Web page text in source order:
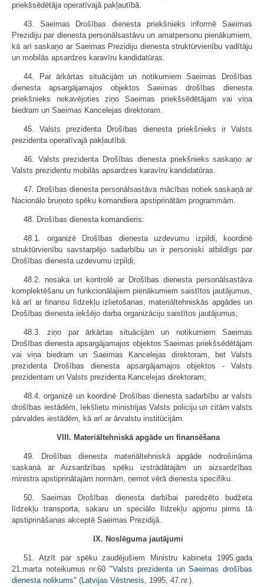
priekšsēdētāja operatīvajā pakļautībā.
43. Saeimas Drošības dienesta priekšnieks informē Saeimas
Prezidiju par dienesta personālsastāvu un amatpersonu pienākumiem,
kā arī saskaņo ar Saeimas Prezidiju dienesta struktūrvienību vadītāju
un mobilās apsardzes karavīru kandidatūras.
44. Par ārkārtas situācijām un notikumiem Saeimas Drošības
dienesta apsargājamajos objektos Saeimas drošības dienesta
priekšnieks nekavējoties ziņo Saeimas priekšsēdētājam vai viņa
biedram un Saeimas Kancelejas direktoram.
45. Valsts prezidenta Drošības dienesta priekšnieks ir Valsts
prezidenta operatīvajā pakļautībā.
46. Valsts prezidenta Drošības dienesta priekšnieks saskaņo ar
Valsts prezidentu mobilās apsardzes karavīru kandidatūras.
47. Drošības dienesta personālsastāva mācības notiek saskaņā ar
Nacionālo bruņoto spēku komandiera apstiprinātām programmām.
48. Drošības dienesta komandieris:
48.1. organizē Drošības dienesta uzdevumu izpildi, koordinē
struktūrvienību savstarpējo sadarbību un ir personiski atbildīgs par
Drošības dienesta uzdevumu izpildi;
48.2. nosaka un kontrolē ar Drošības dienesta personālsastāva
komplektēšanu un funkcionālajiem pienākumiem saistītos jautājumus,
kā arī ar finansu līdzekļu izlietošanas, materiāltehniskās apgādes un
Drošības dienesta iekšējo darba organizāciju saistītos jautājumus;
48.3. ziņo par ārkārtas situācijām un notikumiem Saeimas
Drošības dienesta apsargājamajos objektos Saeimas priekšsēdētājam
vai viņa biedram un Saeimas Kancelejas direktoram, bet Valsts
prezidenta Drošības dienesta apsargājamajos objektos - Valsts
prezidentam un Valsts prezidenta Kancelejas direktoram;
48.4. organizē un koordinē Drošības dienesta sadarbību ar valsts
drošības iestādēm, Iekšlietu ministrijas Valsts policiju un citām valsts
pārvaldes iestādēm, kā arī ar ārvalstu institūcijām.
VIII. Materiāltehniskā apgāde un finansēšana
49. Drošības dienesta materiāltehniskā apgāde nodrošināma
saskaņā ar Aizsardzības spēku izstrādātajām un aizsardzības
ministra apstiprinātajām normām, ņemot vērā dienesta specifiku.
50. Saeimas Drošības dienesta darbībai paredzēto budžeta
līdzekļu transporta, sakaru un speciālo līdzekļu apjomu pirms tā
apstiprināšanas akceptē Saeimas Prezidijā.
IX. Noslēguma jautājumi
51. Atzīt par spēku zaudējušiem Ministru kabineta 1995.gada
21.marta noteikumus nr.60 "Valsts prezidenta un Saeimas drošības
dienesta nolikums" (Latvijas Vēstnesis, 1995, 47.nr.).